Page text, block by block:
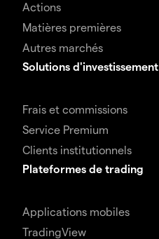
Actions
Matières premières
Autres marchés
Solutions d'investissement
Frais et commissions
Service Premium
Clients institutionnels
Plateformes de trading
Applications mobiles
TradingView